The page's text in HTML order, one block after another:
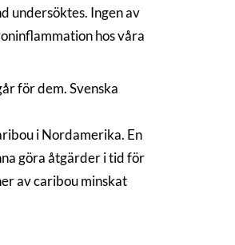
undersöktes. Ingen av
hos våra
för dem. Svenska
i Nordamerika. En
göra åtgärder i tid för
av caribou minskat